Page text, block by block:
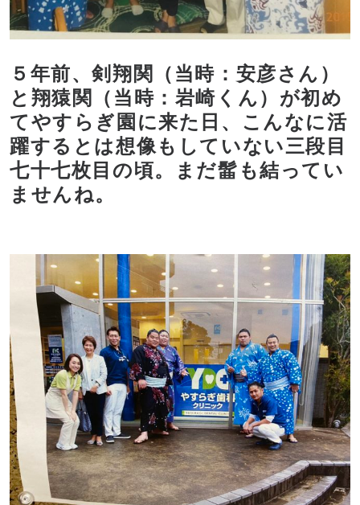
５年前、剣翔関（当時：安彦さん）
と翔猿関（当時：岩崎くん）が初め
てやすらぎ園に来た日、こんなに活
躍するとは想像もしていない三段目
七十七枚目の頃。まだ髷も結ってい
ませんね。